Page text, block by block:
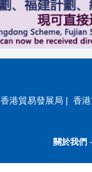
香港貿易發展局 | 香
關於我們 -